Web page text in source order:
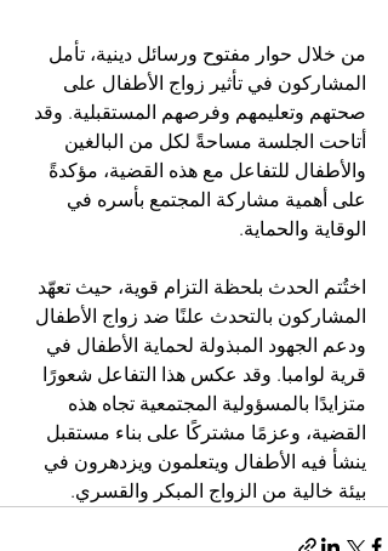
من خلال حوار مفتوح ورسائل دينية، تأمل
المشاركون في تأثير زواج الأطفال على
صحتهم وتعليمهم وفرصهم المستقبلية. وقد
أتاحت الجلسة مساحةً لكل من البالغين
والأطفال للتفاعل مع هذه القضية، مؤكدةً
على أهمية مشاركة المجتمع بأسره في
الوقاية والحماية.
اختُتم الحدث بلحظة التزام قوية، حيث تعهّد
المشاركون بالتحدث علنًا ضد زواج الأطفال
ودعم الجهود المبذولة لحماية الأطفال في
قرية لوامبا. وقد عكس هذا التفاعل شعورًا
متزايدًا بالمسؤولية المجتمعية تجاه هذه
القضية، وعزمًا مشتركًا على بناء مستقبل
ينشأ فيه الأطفال ويتعلمون ويزدهرون في
بيئة خالية من الزواج المبكر والقسري.